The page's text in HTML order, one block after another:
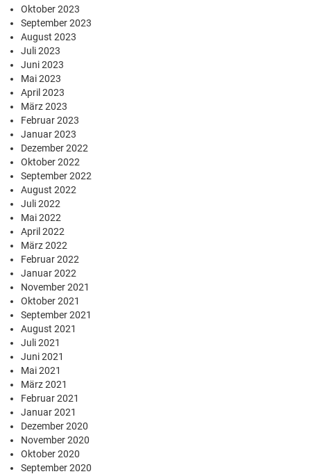
Oktober 2023
September 2023
August 2023
Juli 2023
Juni 2023
Mai 2023
April 2023
März 2023
Februar 2023
Januar 2023
Dezember 2022
Oktober 2022
September 2022
August 2022
Juli 2022
Mai 2022
April 2022
März 2022
Februar 2022
Januar 2022
November 2021
Oktober 2021
September 2021
August 2021
Juli 2021
Juni 2021
Mai 2021
März 2021
Februar 2021
Januar 2021
Dezember 2020
November 2020
Oktober 2020
September 2020